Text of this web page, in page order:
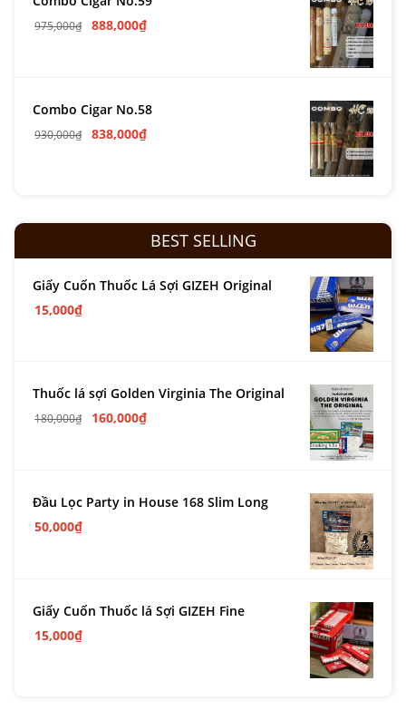
975,000₫ 888,000₫
Combo Cigar No.58
930,000₫ 838,000₫
BEST SELLING
Giấy Cuốn Thuốc Lá Sợi GIZEH Original
15,000₫
Thuốc lá sợi Golden Virginia The Original
180,000₫ 160,000₫
Đầu Lọc Party in House 168 Slim Long
50,000₫
Giấy Cuốn Thuốc lá Sợi GIZEH Fine
15,000₫